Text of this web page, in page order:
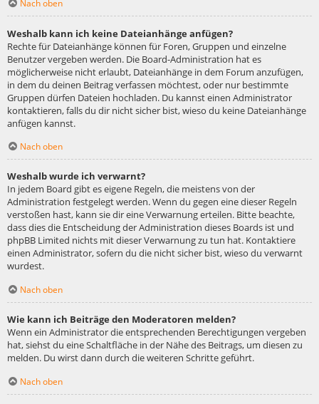
Nach oben
Weshalb kann ich keine Dateianhänge anfügen?
Rechte für Dateianhänge können für Foren, Gruppen und einzelne
Benutzer vergeben werden. Die Board-Administration hat es
möglicherweise nicht erlaubt, Dateianhänge in dem Forum anzufügen,
in dem du deinen Beitrag verfassen möchtest, oder nur bestimmte
Gruppen dürfen Dateien hochladen. Du kannst einen Administrator
kontaktieren, falls du dir nicht sicher bist, wieso du keine Dateianhänge
anfügen kannst.
Nach oben
Weshalb wurde ich verwarnt?
In jedem Board gibt es eigene Regeln, die meistens von der
Administration festgelegt werden. Wenn du gegen eine dieser Regeln
verstoßen hast, kann sie dir eine Verwarnung erteilen. Bitte beachte,
dass dies die Entscheidung der Administration dieses Boards ist und
phpBB Limited nichts mit dieser Verwarnung zu tun hat. Kontaktiere
einen Administrator, sofern du die nicht sicher bist, wieso du verwarnt
wurdest.
Nach oben
Wie kann ich Beiträge den Moderatoren melden?
Wenn ein Administrator die entsprechenden Berechtigungen vergeben
hat, siehst du eine Schaltfläche in der Nähe des Beitrags, um diesen zu
melden. Du wirst dann durch die weiteren Schritte geführt.
Nach oben